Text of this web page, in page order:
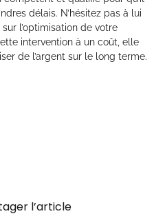
l’article
délais. N’hésitez pas à lui
l’optimisation de votre
intervention à un coût, elle
de l’argent sur le long terme.